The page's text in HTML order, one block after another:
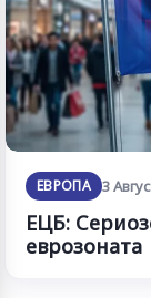
ЕВРОПА 3
ЕЦБ:
еврозоната